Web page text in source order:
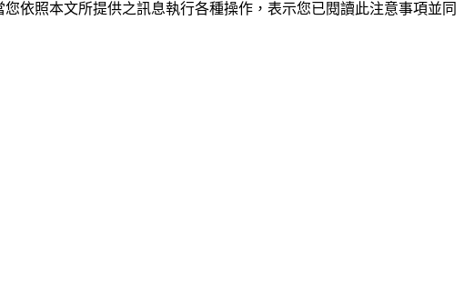
依照本文所提供之訊息執行各種操作，表示您已閱讀此注意事項並同